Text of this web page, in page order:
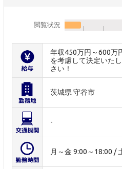
閲覧状況
年収450万円～600万
を考慮して決定いた
さい！
茨城県 守谷市
-
月～金 9:00～18:00 /